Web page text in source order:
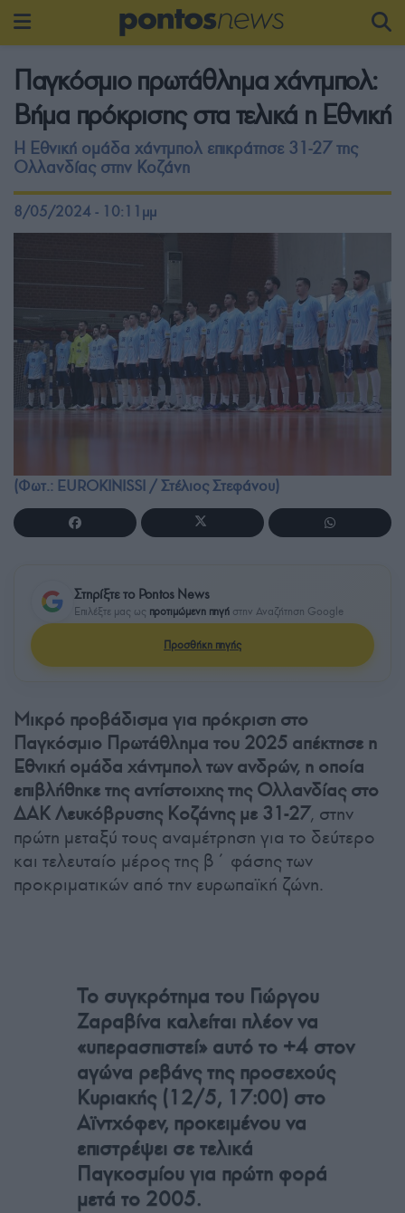
Παγκόσμιο πρωτάθλημα χάντμπολ:
Βήμα πρόκρισης στα τελικά η Εθνική
Η Εθνική ομάδα χάντμπολ επικράτησε 31-27 της
Ολλανδίας στην Κοζάνη
8/05/2024 - 10:11μμ
(Φωτ.: EUROKINISSI / Στέλιος Στεφάνου)
Στηρίξτε το Pontos News
Επιλέξτε μας ως προτιμώμενη πηγή στην Αναζήτηση Google
Προσθήκη πηγής
Μικρό προβάδισμα για πρόκριση στο
Παγκόσμιο Πρωτάθλημα του 2025 απέκτησε η
Εθνική ομάδα χάντμπολ των ανδρών, η οποία
επιβλήθηκε της αντίστοιχης της Ολλανδίας στο
ΔΑΚ Λευκόβρυσης Κοζάνης με 31-27, στην
πρώτη μεταξύ τους αναμέτρηση για το δεύτερο
και τελευταίο μέρος της β΄ φάσης των
προκριματικών από την ευρωπαϊκή ζώνη.
Το συγκρότημα του Γιώργου
Ζαραβίνα καλείται πλέον να
«υπερασπιστεί» αυτό το +4 στον
αγώνα ρεβάνς της προσεχούς
Κυριακής (12/5, 17:00) στο
Αϊντχόφεν, προκειμένου να
επιστρέψει σε τελικά
Παγκοσμίου για πρώτη φορά
μετά το 2005.